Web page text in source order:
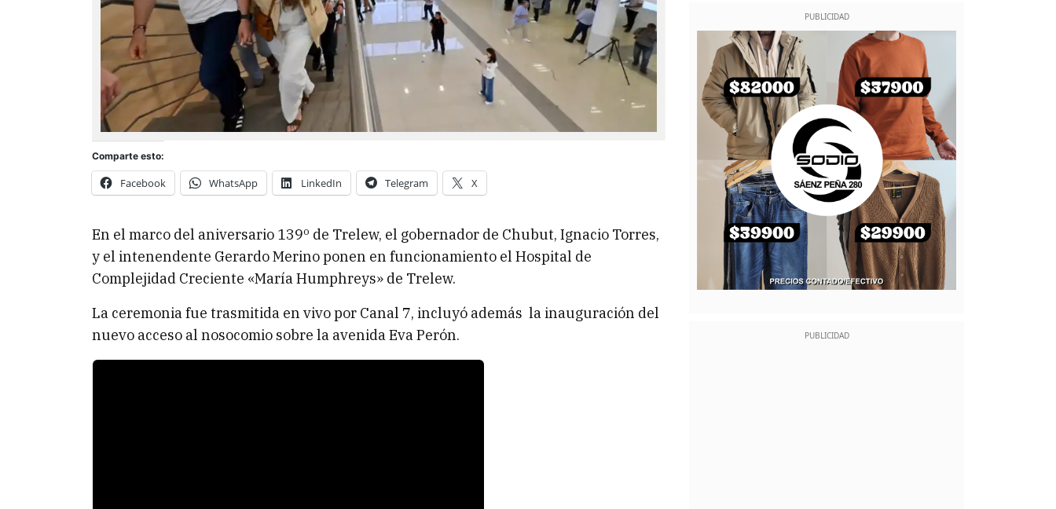
Comparte esto:
Facebook WhatsApp LinkedIn Telegram X
En el marco del aniversario 139º de Trelew, el gobernador de Chubut, Ignacio Torres,
y el intenendente Gerardo Merino ponen en funcionamiento el Hospital de
Complejidad Creciente «María Humphreys» de Trelew.
La ceremonia fue trasmitida en vivo por Canal 7, incluyó además la inauguración del
nuevo acceso al nosocomio sobre la avenida Eva Perón.